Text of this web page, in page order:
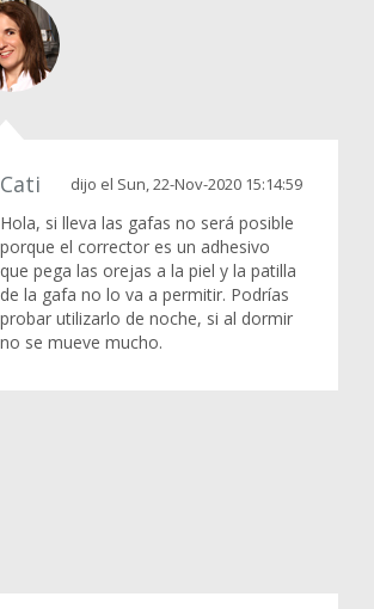
Cati dijo el Sun, 22-Nov-2020 15:14:59
Hola, si lleva las gafas no será posible
porque el corrector es un adhesivo
que pega las orejas a la piel y la patilla
de la gafa no lo va a permitir. Podrías
probar utilizarlo de noche, si al dormir
no se mueve mucho.